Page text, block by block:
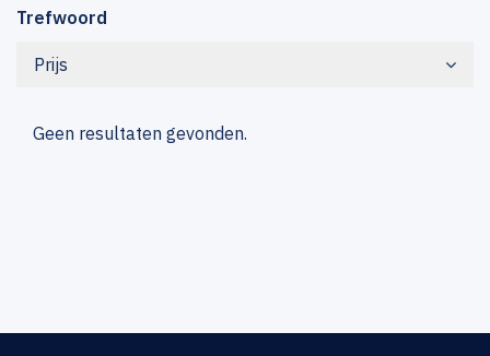
Trefwoord
Prijs
Geen resultaten gevonden.